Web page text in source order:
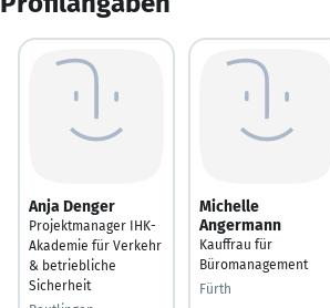
Anja Denger
Projektmanager IHK-
Akademie für Verkehr
& betriebliche
Sicherheit
Michelle
Angermann
Kauffrau für
Büromanagement
Fürth